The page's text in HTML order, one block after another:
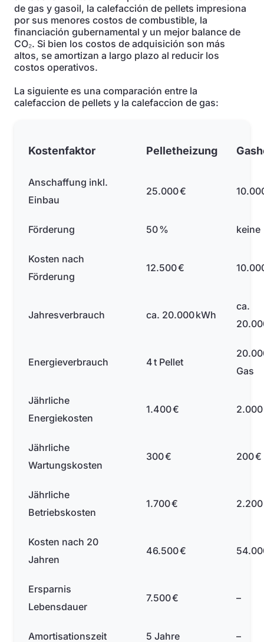
de gas y gasoil, la calefacción de pellets impresiona
por sus menores costos de combustible, la
financiación gubernamental y un mejor balance de
CO₂. Si bien los costos de adquisición son más
altos, se amortizan a largo plazo al reducir los
costos operativos.
La siguiente es una comparación entre la
calefaccion de pellets y la calefaccion de gas:
Kostenfaktor Pelletheizung
Anschaffung inkl.
Einbau
25.000 €
Förderung 50 % keine
Kosten nach
Förderung
12.500 €
Jahresverbrauch ca. 20.000 kWh
ca.
Energieverbrauch 4 t Pellet
Gas
Jährliche
Energiekosten
1.400 €
Jährliche
Wartungskosten
300 € 200 €
Jährliche
Betriebskosten
1.700 €
Kosten nach 20
Jahren
46.500 €
Ersparnis
Lebensdauer
7.500 € –
Amortisationszeit 5 Jahre –